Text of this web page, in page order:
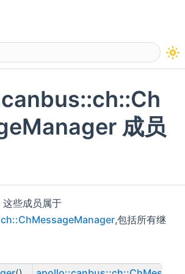
visibility
成员
这些成员属于
,包括所有继